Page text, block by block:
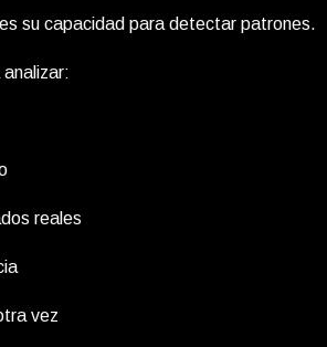
su capacidad para detectar patrones.
reales
vez